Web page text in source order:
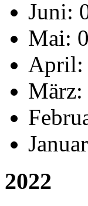
Juni:
Mai:
April:
März:
2022